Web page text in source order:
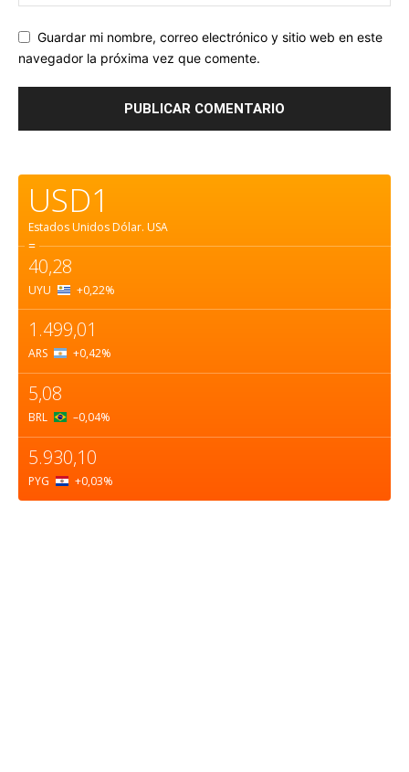
Guardar mi nombre, correo electrónico y sitio web en este
navegador la próxima vez que comente.
USD1
Estados Unidos Dólar. USA
=
40,28
UYU +0,22%
1.499,01
ARS +0,42%
5,08
BRL –0,04%
5.930,10
PYG +0,03%